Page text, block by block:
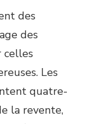
des
des
celles
Les
quatre-
la revente,